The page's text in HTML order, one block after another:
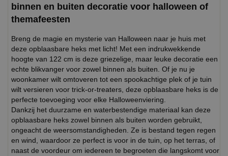
binnen en buiten decoratie voor halloween of
themafeesten
Breng de magie en mysterie van Halloween naar je huis met
deze opblaasbare heks met licht! Met een indrukwekkende
hoogte van 122 cm is deze griezelige, maar leuke decoratie een
echte blikvanger voor zowel binnen als buiten. Of je nu je
woonkamer wilt omtoveren tot een spookachtige plek of je tuin
wilt versieren voor trick-or-treaters, deze opblaasbare heks is de
perfecte toevoeging voor elke Halloweenviering.
Dankzij het duurzame en waterbestendige materiaal kan deze
opblaasbare heks zowel binnen als buiten worden gebruikt,
ongeacht de weersomstandigheden. Ze is bestand tegen regen
en wind, waardoor ze perfect is voor in de tuin, op het terras, of
naast de voordeur om iedereen te begroeten die langskomt voor